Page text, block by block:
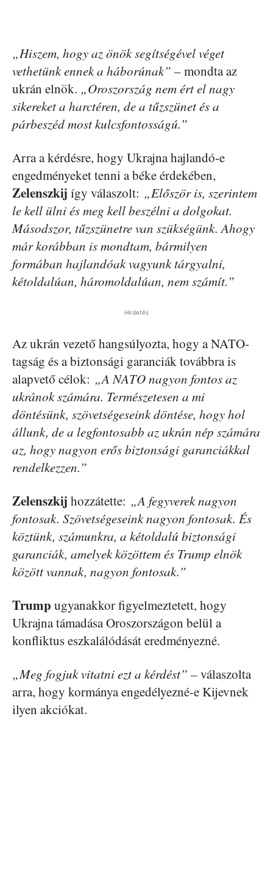
„Hiszem, hogy az önök segítségével véget
vethetünk ennek a háborúnak” – mondta az
ukrán elnök. „Oroszország nem ért el nagy
sikereket a harctéren, de a tűzszünet és a
párbeszéd most kulcsfontosságú.”
Arra a kérdésre, hogy Ukrajna hajlandó-e
engedményeket tenni a béke érdekében,
Zelenszkij így válaszolt: „Először is, szerintem
le kell ülni és meg kell beszélni a dolgokat.
Másodszor, tűzszünetre van szükségünk. Ahogy
már korábban is mondtam, bármilyen
formában hajlandóak vagyunk tárgyalni,
kétoldalúan, háromoldalúan, nem számít.”
Hirdetés
Az ukrán vezető hangsúlyozta, hogy a NATO-
tagság és a biztonsági garanciák továbbra is
alapvető célok: „A NATO nagyon fontos az
ukránok számára. Természetesen a mi
döntésünk, szövetségeseink döntése, hogy hol
állunk, de a legfontosabb az ukrán nép számára
az, hogy nagyon erős biztonsági garanciákkal
rendelkezzen.”
Zelenszkij hozzátette: „A fegyverek nagyon
fontosak. Szövetségeseink nagyon fontosak. És
köztünk, számunkra, a kétoldalú biztonsági
garanciák, amelyek közöttem és Trump elnök
között vannak, nagyon fontosak.”
Trump ugyanakkor figyelmeztetett, hogy
Ukrajna támadása Oroszországon belül a
konfliktus eszkalálódását eredményezné.
„Meg fogjuk vitatni ezt a kérdést” – válaszolta
arra, hogy kormánya engedélyezné-e Kijevnek
ilyen akciókat.